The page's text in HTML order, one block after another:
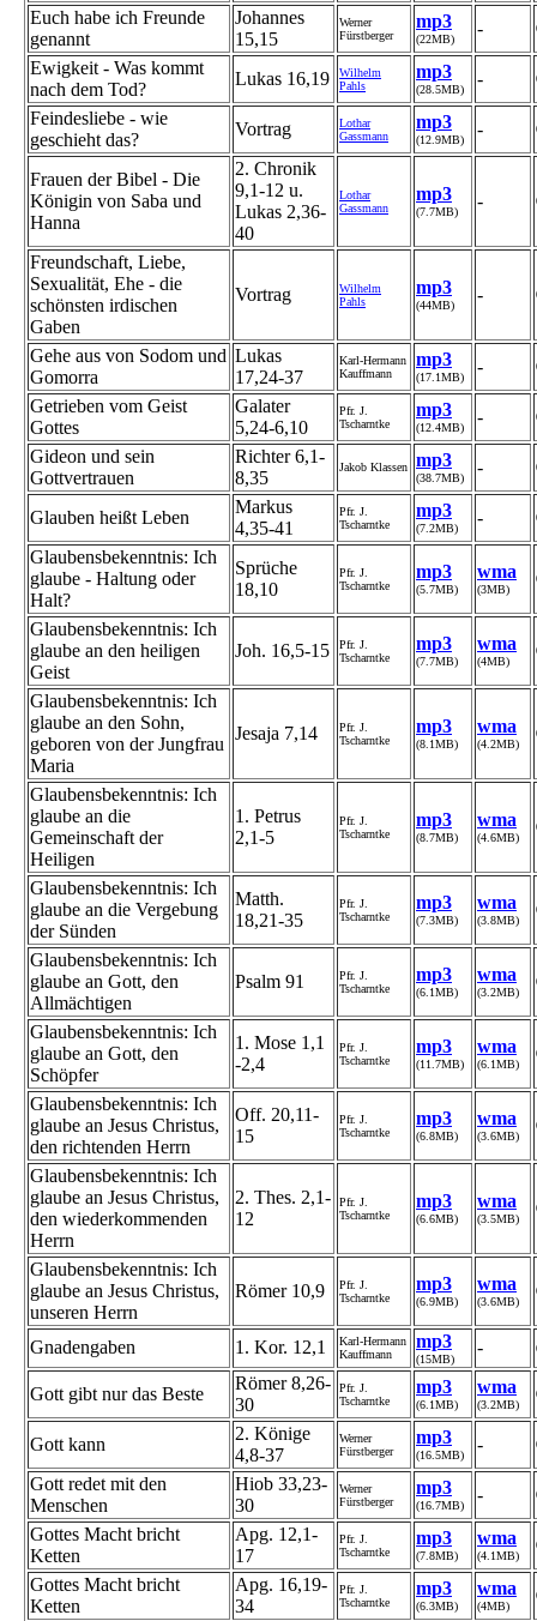
Euch habe ich Freunde
genannt
Johannes
15,15
Werner
Fürstberger
mp3
(22MB)
-
Ewigkeit - Was kommt
nach dem Tod?
Lukas 16,19
Wilhelm
Pahls
mp3
(28.5MB)
-
Feindesliebe - wie
geschieht das?
Vortrag
Lothar
Gassmann
mp3
(12.9MB)
-
Frauen der Bibel - Die
Königin von Saba und
Hanna
2. Chronik
9,1-12 u.
Lukas 2,36-
40
Lothar
Gassmann
mp3
(7.7MB)
-
Freundschaft, Liebe,
Sexualität, Ehe - die
schönsten irdischen
Gaben
Vortrag
Wilhelm
Pahls
mp3
(44MB)
-
Gehe aus von Sodom und
Gomorra
Lukas
17,24-37
Karl-Hermann
Kauffmann
mp3
(17.1MB)
-
Getrieben vom Geist
Gottes
Galater
5,24-6,10
Pfr. J.
Tscharntke
mp3
(12.4MB)
-
Gideon und sein
Gottvertrauen
Richter 6,1-
8,35
Jakob Klassen mp3
(38.7MB)
-
Glauben heißt Leben
Markus
4,35-41
Pfr. J.
Tscharntke
mp3
(7.2MB)
-
Glaubensbekenntnis: Ich
glaube - Haltung oder
Halt?
Sprüche
18,10
Pfr. J.
Tscharntke
mp3
(5.7MB)
wma
(3MB)
Glaubensbekenntnis: Ich
glaube an den heiligen
Geist
Joh. 16,5-15
Pfr. J.
Tscharntke
mp3
(7.7MB)
wma
(4MB)
Glaubensbekenntnis: Ich
glaube an den Sohn,
geboren von der Jungfrau
Maria
Jesaja 7,14
Pfr. J.
Tscharntke
mp3
(8.1MB)
wma
(4.2MB)
Glaubensbekenntnis: Ich
glaube an die
Gemeinschaft der
Heiligen
1. Petrus
2,1-5
Pfr. J.
Tscharntke
mp3
(8.7MB)
wma
(4.6MB)
Glaubensbekenntnis: Ich
glaube an die Vergebung
der Sünden
Matth.
18,21-35
Pfr. J.
Tscharntke
mp3
(7.3MB)
wma
(3.8MB)
Glaubensbekenntnis: Ich
glaube an Gott, den
Allmächtigen
Psalm 91
Pfr. J.
Tscharntke
mp3
(6.1MB)
wma
(3.2MB)
Glaubensbekenntnis: Ich
glaube an Gott, den
Schöpfer
1. Mose 1,1
-2,4
Pfr. J.
Tscharntke
mp3
(11.7MB)
wma
(6.1MB)
Glaubensbekenntnis: Ich
glaube an Jesus Christus,
den richtenden Herrn
Off. 20,11-
15
Pfr. J.
Tscharntke
mp3
(6.8MB)
wma
(3.6MB)
Glaubensbekenntnis: Ich
glaube an Jesus Christus,
den wiederkommenden
Herrn
2. Thes. 2,1-
12
Pfr. J.
Tscharntke
mp3
(6.6MB)
wma
(3.5MB)
Glaubensbekenntnis: Ich
glaube an Jesus Christus,
unseren Herrn
Römer 10,9
Pfr. J.
Tscharntke
mp3
(6.9MB)
wma
(3.6MB)
Gnadengaben 1. Kor. 12,1
Karl-Hermann
Kauffmann
mp3
(15MB)
-
Gott gibt nur das Beste
Römer 8,26-
30
Pfr. J.
Tscharntke
mp3
(6.1MB)
wma
(3.2MB)
Gott kann
2. Könige
4,8-37
Werner
Fürstberger
mp3
(16.5MB)
-
Gott redet mit den
Menschen
Hiob 33,23-
30
Werner
Fürstberger
mp3
(16.7MB)
-
Gottes Macht bricht
Ketten
Apg. 12,1-
17
Pfr. J.
Tscharntke
mp3
(7.8MB)
wma
(4.1MB)
Gottes Macht bricht
Ketten
Apg. 16,19-
34
Pfr. J.
Tscharntke
mp3
(6.3MB)
wma
(4MB)